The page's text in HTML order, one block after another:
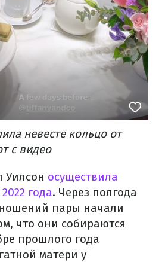
невесте кольцо от
с видео
Уилсон осуществила
года. Через полгода
пары начали
что они собираются
прошлого года
матери у